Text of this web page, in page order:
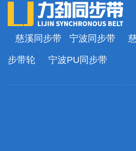
慈溪同步带 宁波同步带
步带轮 宁波PU同步带